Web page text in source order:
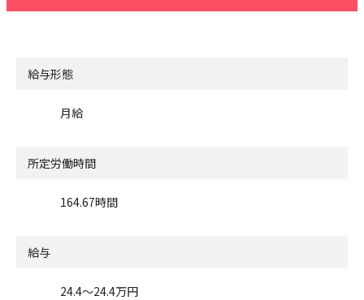
給与形態
月給
所定労働時間
164.67時間
給与
24.4〜24.4万円